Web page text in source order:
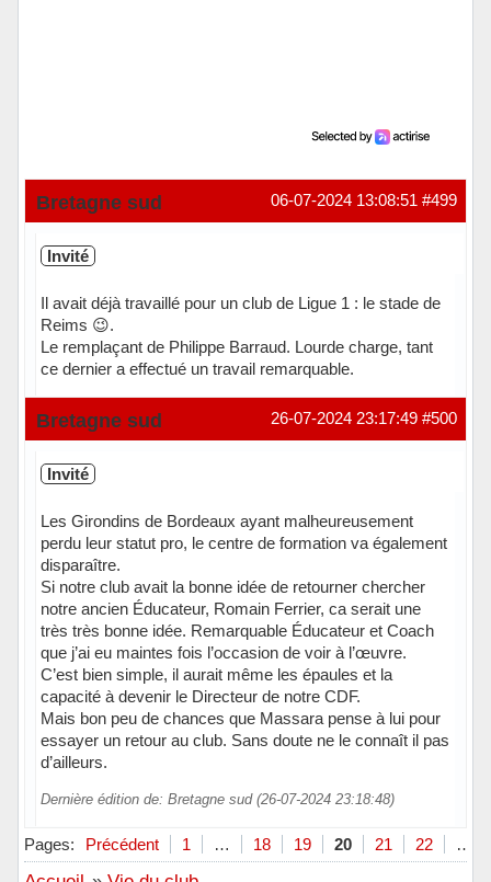
#499
06-07-2024 13:08:51
Bretagne sud
Invité
Il avait déjà travaillé pour un club de Ligue 1 : le stade de
Reims 😉.
Le remplaçant de Philippe Barraud. Lourde charge, tant
ce dernier a effectué un travail remarquable.
#500
26-07-2024 23:17:49
Bretagne sud
Invité
Les Girondins de Bordeaux ayant malheureusement
perdu leur statut pro, le centre de formation va également
disparaître.
Si notre club avait la bonne idée de retourner chercher
notre ancien Éducateur, Romain Ferrier, ca serait une
très très bonne idée. Remarquable Éducateur et Coach
que j’ai eu maintes fois l’occasion de voir à l’œuvre.
C’est bien simple, il aurait même les épaules et la
capacité à devenir le Directeur de notre CDF.
Mais bon peu de chances que Massara pense à lui pour
essayer un retour au club. Sans doute ne le connaît il pas
d’ailleurs.
Dernière édition de: Bretagne sud (26-07-2024 23:18:48)
Pages: Précédent 1 … 18 19 20 21 22 …